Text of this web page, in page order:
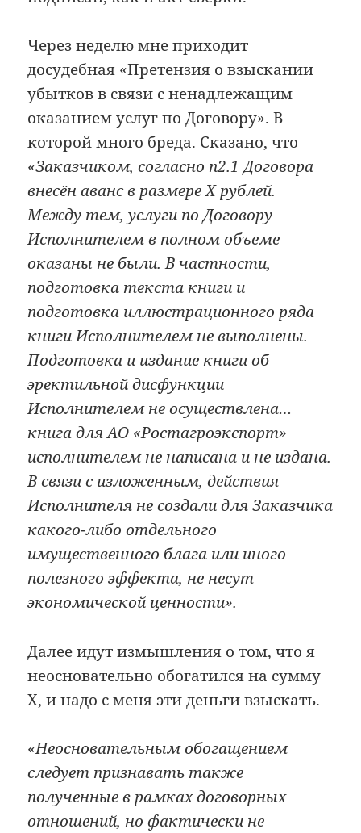
Через неделю мне приходит
досудебная «Претензия о взыскании
убытков в связи с ненадлежащим
оказанием услуг по Договору». В
которой много бреда. Сказано, что
«Заказчиком, согласно п2.1 Договора
внесён аванс в размере X рублей.
Между тем, услуги по Договору
Исполнителем в полном объеме
оказаны не были. В частности,
подготовка текста книги и
подготовка иллюстрационного ряда
книги Исполнителем не выполнены.
Подготовка и издание книги об
эректильной дисфункции
Исполнителем не осуществлена…
книга для АО «Ростагроэкспорт»
исполнителем не написана и не издана.
В связи с изложенным, действия
Исполнителя не создали для Заказчика
какого-либо отдельного
имущественного блага или иного
полезного эффекта, не несут
экономической ценности».
Далее идут измышления о том, что я
неосновательно обогатился на сумму
X, и надо с меня эти деньги взыскать.
«Неосновательным обогащением
следует признавать также
полученные в рамках договорных
отношений, но фактически не